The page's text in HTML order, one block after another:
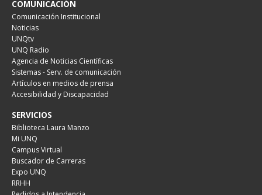
COMUNICACIÓN
Comunicación Institucional
Noticias
UNQtv
UNQ Radio
Agencia de Noticias Científicas
Sistemas - Serv. de comunicación
Artículos en medios de prensa
Accesibilidad y Discapacidad
SERVICIOS
Biblioteca Laura Manzo
Mi UNQ
Campus Virtual
Buscador de Carreras
Expo UNQ
RRHH